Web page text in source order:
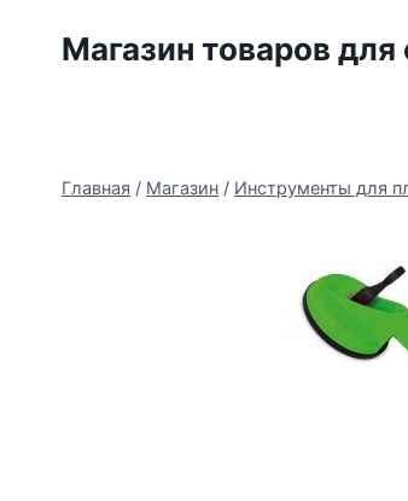
Магазин товаров для
Главная / Магазин / Инструменты для